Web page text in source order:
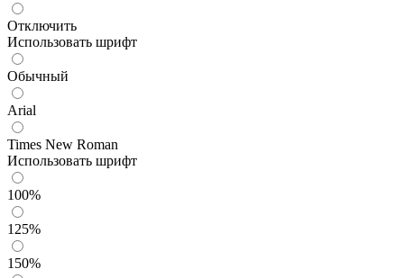
Отключить
Использовать шрифт
Обычный
Arial
Times New Roman
Использовать шрифт
100%
125%
150%